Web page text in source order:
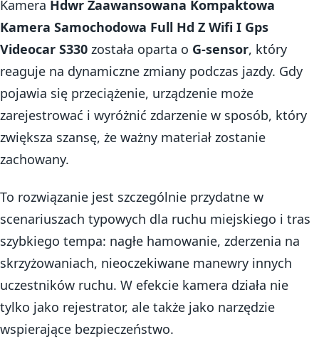
Kamera Hdwr Zaawansowana Kompaktowa
Kamera Samochodowa Full Hd Z Wifi I Gps
Videocar S330 została oparta o G-sensor, który
reaguje na dynamiczne zmiany podczas jazdy. Gdy
pojawia się przeciążenie, urządzenie może
zarejestrować i wyróżnić zdarzenie w sposób, który
zwiększa szansę, że ważny materiał zostanie
zachowany.
To rozwiązanie jest szczególnie przydatne w
scenariuszach typowych dla ruchu miejskiego i tras
szybkiego tempa: nagłe hamowanie, zderzenia na
skrzyżowaniach, nieoczekiwane manewry innych
uczestników ruchu. W efekcie kamera działa nie
tylko jako rejestrator, ale także jako narzędzie
wspierające bezpieczeństwo.